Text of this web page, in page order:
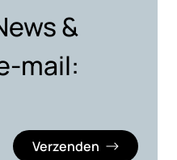
&
mail:
Verzenden